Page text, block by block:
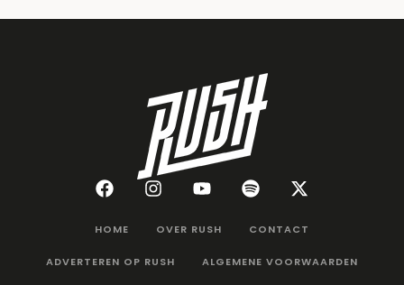
HOME OVER RUSH CONTACT
ADVERTEREN OP RUSH ALGEMENE VOORWAARDEN